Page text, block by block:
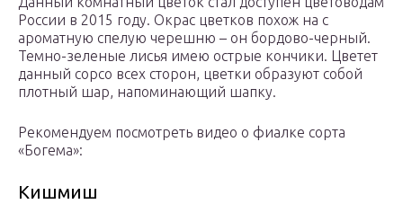
России в 2015 году. Окрас цветков похож на с
ароматную спелую черешню – он бордово-черный.
Темно-зеленые лисья имею острые кончики. Цветет
данный сорсо всех сторон, цветки образуют собой
плотный шар, напоминающий шапку.
Рекомендуем посмотреть видео о фиалке сорта
«Богема»:
Кишмиш